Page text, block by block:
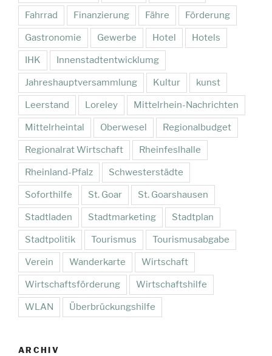
Fahrrad Finanzierung Fähre Förderung
Gastronomie Gewerbe Hotel Hotels
IHK Innenstadtentwicklumg
Jahreshauptversammlung Kultur kunst
Leerstand Loreley Mittelrhein-Nachrichten
Mittelrheintal Oberwesel Regionalbudget
Regionalrat Wirtschaft Rheinfeslhalle
Rheinland-Pfalz Schwesterstädte
Soforthilfe St. Goar St. Goarshausen
Stadtladen Stadtmarketing Stadtplan
Stadtpolitik Tourismus Tourismusabgabe
Verein Wanderkarte Wirtschaft
Wirtschaftsförderung Wirtschaftshilfe
WLAN Überbrückungshilfe
ARCHIV